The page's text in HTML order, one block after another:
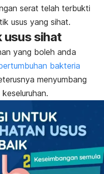
serat telah terbukti
usus yang sihat.
usus sihat
yang boleh anda
bakteria
menyumbang